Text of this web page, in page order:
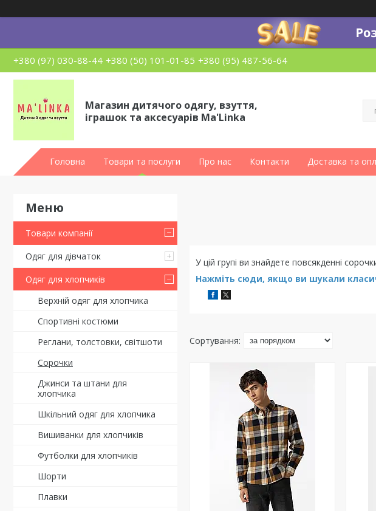
+380 (97) 030-88-44 +380 (50) 101-01-85 +380 (95) 487-56-64
Магазин дитячого одягу, взуття,
іграшок та аксесуарів Ma'Linka
Головна Товари та послуги Про нас Контакти Доставка та
Товари компанії
Одяг для дівчаток
Одяг для хлопчиків
Верхній одяг для хлопчика
Спортивні костюми
Реглани, толстовки, світшоти
Сорочки
Джинси та штани для
хлопчика
Шкільний одяг для хлопчика
Вишиванки для хлопчиків
Футболки для хлопчиків
Шорти
Плавки
У цій групі ви знайдете повсякденні
Нажміть сюди, якщо ви шукали